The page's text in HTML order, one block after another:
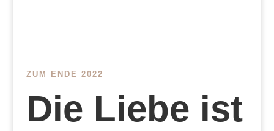
ZUM ENDE 2022
Die Liebe ist